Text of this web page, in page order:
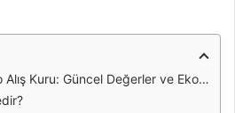
Kuru: Güncel Değerler ve Ekonomik Etkileri